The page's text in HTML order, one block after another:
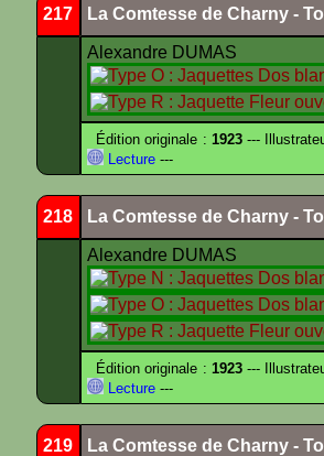
217 La Comtesse de Charny -
Alexandre DUMAS
Édition originale : 1923---
Lecture ---
218 La Comtesse de Charny -
Alexandre DUMAS
Édition originale : 1923---
Lecture ---
219 La Comtesse de Charny -